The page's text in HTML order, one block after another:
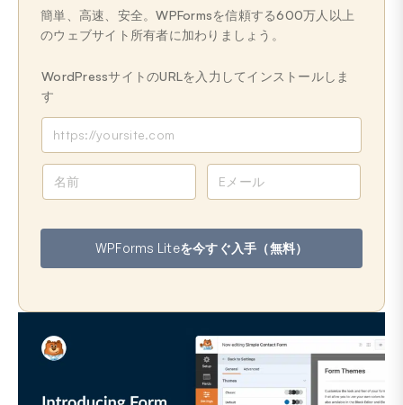
簡単、高速、安全。WPFormsを信頼する600万人以上
のウェブサイト所有者に加わりましょう。
WordPressサイトのURLを入力してインストールしま
す
ア
ド
レ
WPForms Liteを今すぐ入手（無料）